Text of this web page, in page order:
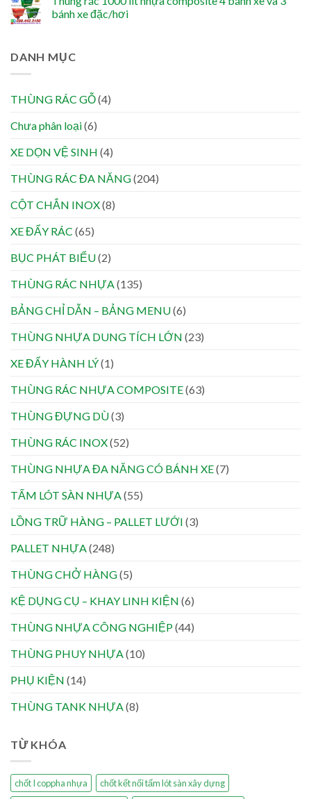
bánh xe đặc/hơi
DANH MỤC
THÙNG RÁC GỖ(4)
Chưa phân loại(6)
XE DỌN VỆ SINH (4)
THÙNG RÁC ĐA NĂNG(204)
CỘT CHẮN INOX(8)
XE ĐẨY RÁC (65)
BỤC PHÁT BIỂU(2)
THÙNG RÁC NHỰA (135)
BẢNG CHỈ DẪN – BẢNG MENU(6)
THÙNG NHỰA DUNG TÍCH LỚN (23)
XE ĐẨY HÀNH LÝ(1)
THÙNG RÁC NHỰA COMPOSITE(63)
THÙNG ĐỰNG DÙ(3)
THÙNG RÁC INOX(52)
THÙNG NHỰA ĐA NĂNG CÓ BÁNH XE(7)
TẤM LÓT SÀN NHỰA (55)
LỒNG TRỮ HÀNG – PALLET LƯỚI (3)
PALLET NHỰA (248)
THÙNG CHỞ HÀNG(5)
KỆ DỤNG CỤ – KHAY LINH KIỆN (6)
THÙNG NHỰA CÔNG NGHIỆP(44)
THÙNG PHUY NHỰA (10)
PHỤ KIỆN (14)
THÙNG TANK NHỰA (8)
TỪ KHÓA
chốt I coppha nhựa
chốt kết nối tấm lót sàn xây dựng